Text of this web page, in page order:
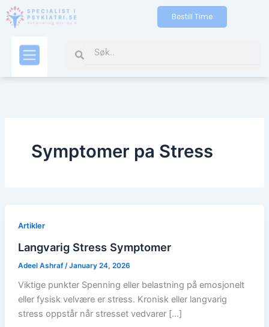
Skip
to
Bestill Time
Search
Symptomer pa Stress
Artikler
Langvarig Stress Symptomer
Adeel Ashraf /January 24, 2026
Viktige punkter Spenning eller belastning på emosjonelt
eller fysisk velvære er stress. Kronisk eller langvarig
stress oppstår når stresset vedvarer […]